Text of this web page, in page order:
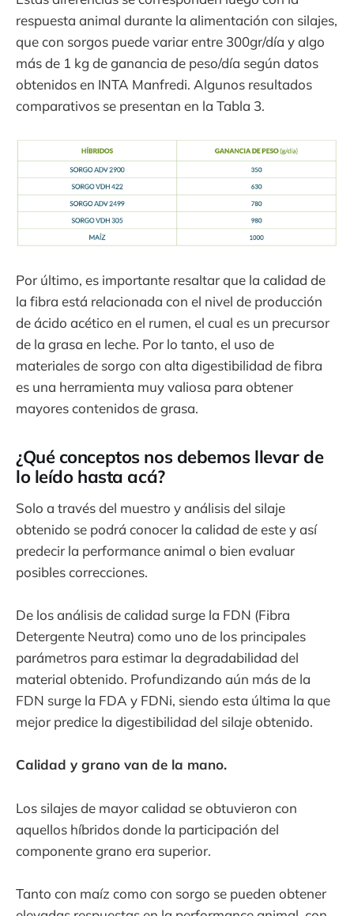
respuesta animal durante la alimentación con silajes,
que con sorgos puede variar entre 300gr/día y algo
más de 1 kg de ganancia de peso/día según datos
obtenidos en INTA Manfredi. Algunos resultados
comparativos se presentan en la Tabla 3.
Por último, es importante resaltar que la calidad de
la fibra está relacionada con el nivel de producción
de ácido acético en el rumen, el cual es un precursor
de la grasa en leche. Por lo tanto, el uso de
materiales de sorgo con alta digestibilidad de fibra
es una herramienta muy valiosa para obtener
mayores contenidos de grasa.
¿Qué conceptos nos debemos llevar de
lo leído hasta acá?
Solo a través del muestro y análisis del silaje
obtenido se podrá conocer la calidad de este y así
predecir la performance animal o bien evaluar
posibles correcciones.
De los análisis de calidad surge la FDN (Fibra
Detergente Neutra) como uno de los principales
parámetros para estimar la degradabilidad del
material obtenido. Profundizando aún más de la
FDN surge la FDA y FDNi, siendo esta última la que
mejor predice la digestibilidad del silaje obtenido.
Calidad y grano van de la mano.
Los silajes de mayor calidad se obtuvieron con
aquellos híbridos donde la participación del
componente grano era superior.
Tanto con maíz como con sorgo se pueden obtener